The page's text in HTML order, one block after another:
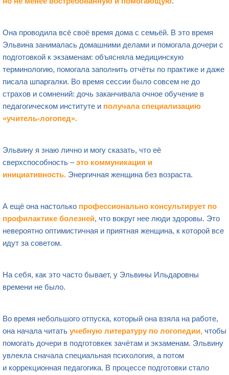
Она проводила всё своё время дома с семьёй. В это время
Эльвина занималась домашними делами и помогала дочери с
подготовкой к экзаменам: объясняла медицинскую
терминологию, помогала заполнить отчёты по практике и даже
писала шпаргалки. Во время сессии было совсем не до
страхов и сомнений: дочь заканчивала очное обучение в
педагогическом институте и получала специализацию
«учитель-логопед».
Эльвину я знаю лично и могу сказать, что её
сверхспособность –это коммуникация и
инициативность. Энергичная женщина без возраста.
А ещё она настолько профессионально консультирует по
профилактике болезней, что вокруг нее люди здоровы. Это
невероятно оптимистичная и приятная женщина, к которой все
идут за советом.
На себя, как это часто бывает, у Эльвины Ильдаровны
времени не было.
Во время небольшого отпуска, который она взяла на работе,
она начала читать учебную литературу по логопедии, чтобы
помогать дочери в подготовкек зачётам и экзаменам. Эльвину
увлекла сначала специальная психология, а потом
и коррекционная педагогика. В процессе подготовки стало